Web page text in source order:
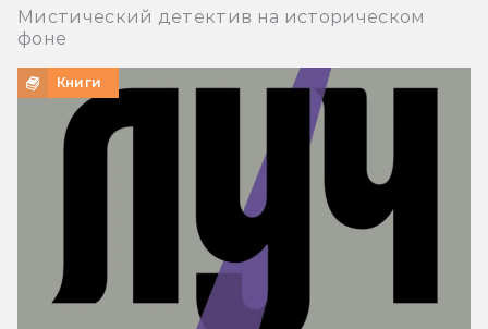
Мистический детектив на историческом
фоне
Книги